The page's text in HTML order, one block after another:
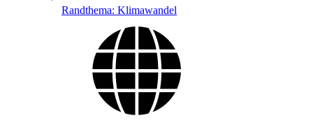
Randthema: Klimawandel